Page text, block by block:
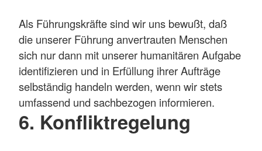
Als Führungskräfte sind wir uns bewußt, daß
die unserer Führung anvertrauten Menschen
sich nur dann mit unserer humanitären Aufgabe
identifizieren und in Erfüllung ihrer Aufträge
selbständig handeln werden, wenn wir stets
umfassend und sachbezogen informieren.
6. Konfliktregelung